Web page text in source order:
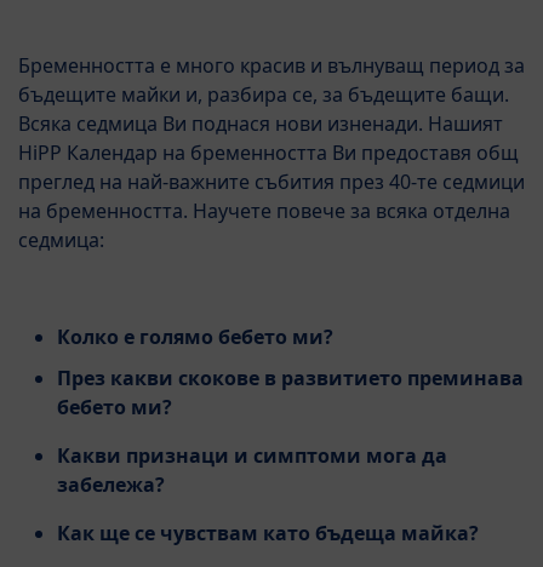
Бременността е много красив и вълнуващ период за
бъдещите майки и, разбира се, за бъдещите бащи.
Всяка седмица Ви поднася нови изненади. Нашият
HiPP Календар на бременността Ви предоставя общ
преглед на най-важните събития през 40-те седмици
на бременността. Научете повече за всяка отделна
седмица:
Колко е голямо бебето ми?
През какви скокове в развитието преминава
бебето ми?
Какви признаци и симптоми мога да
забележа?
Как ще се чувствам като бъдеща майка?